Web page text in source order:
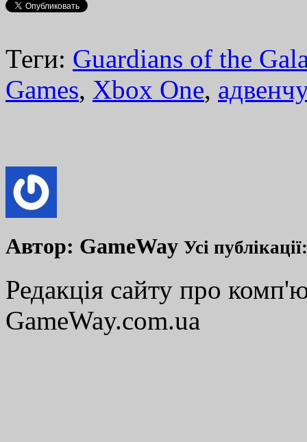
Теги: Guardians of the
Games, Xbox One,
Автор: GameWay Усі
Редакція сайту про
GameWay.com.ua